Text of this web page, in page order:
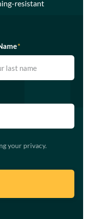
resistant
*
your privacy.